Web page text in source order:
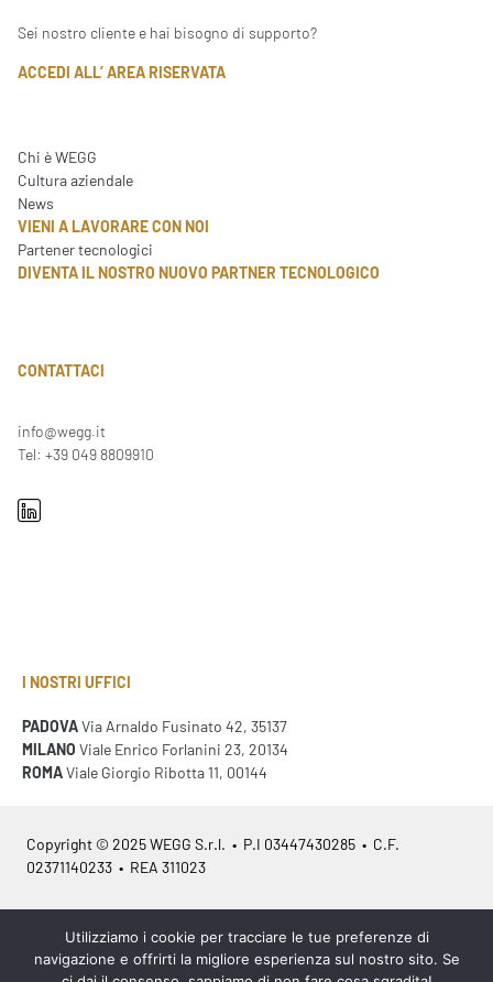
Sei nostro cliente e hai bisogno di supporto?
ACCEDI ALL’ AREA RISERVATA
Chi è WEGG
Cultura aziendale
News
VIENI A LAVORARE CON NOI
Partener tecnologici
DIVENTA IL NOSTRO NUOVO PARTNER TECNOLOGICO
CONTATTACI
info@wegg.it
Tel: +39 049 8809910
I NOSTRI UFFICI
PADOVAVia Arnaldo Fusinato 42, 35137
MILANO Viale Enrico Forlanini 23, 20134
ROMAViale Giorgio Ribotta 11, 00144
Copyright © 2025 WEGG S.r.l. • P.I 03447430285 • C.F.
02371140233 • REA 311023
Azienda Certificata ISO 9001:2015 – ITA / ISO 9001:2015 – EN
Utilizziamo i cookie per tracciare le tue preferenze di
navigazione e offrirti la migliore esperienza sul nostro sito. Se